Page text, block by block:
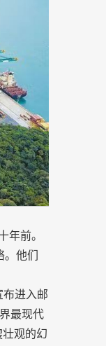
年前。
他们
进入邮
最现代
观的幻